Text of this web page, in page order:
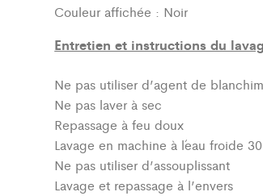
Couleur affichée : Noir
Entretien et instructions du
Ne pas utiliser d’agent de
Ne pas laver à sec
Repassage à feu doux
Lavage en machine à l´eau froide
Ne pas utiliser d’assouplissant
Lavage et repassage à l’envers